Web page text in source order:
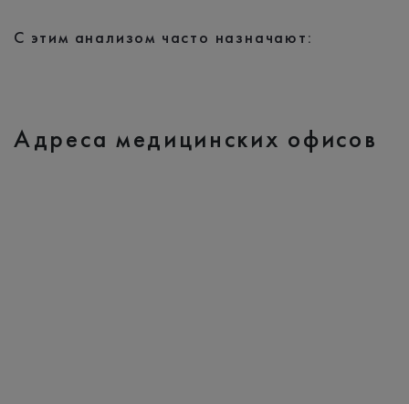
С этим анализом часто назначают:
Адреса медицинских офисов